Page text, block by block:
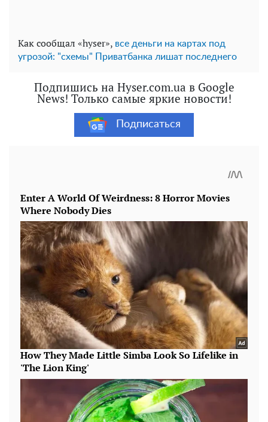
Как сообщал «hyser», все деньги на картах под
угрозой: "схемы" Приватбанка лишат последнего
Подпишись на Hyser.com.ua в Google
News! Только самые яркие новости!
Подписаться